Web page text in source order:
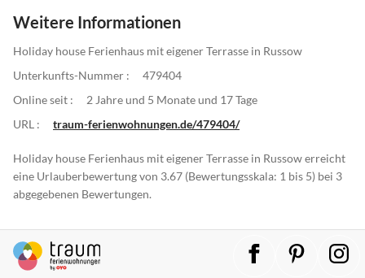
Weitere Informationen
Holiday house Ferienhaus mit eigener Terrasse in Russow
Unterkunfts-Nummer :
479404
Online seit :
2 Jahre und 5 Monate und 17 Tage
URL :
traum-ferienwohnungen.de/479404/
Holiday house Ferienhaus mit eigener Terrasse in Russow erreicht
eine Urlauberbewertung von 3.67 (Bewertungsskala: 1 bis 5) bei 3
abgegebenen Bewertungen.